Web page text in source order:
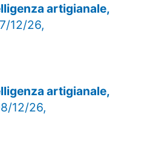
artigianale,
12/26,
artigianale,
12/26,